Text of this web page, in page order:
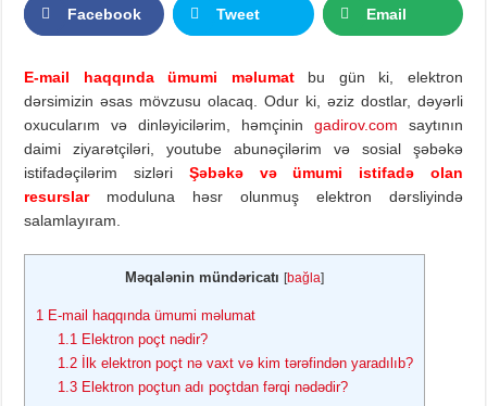
Facebook Tweet Email
E-mail haqqında ümumi məlumat bu gün ki, elektron
dərsimizin əsas mövzusu olacaq. Odur ki, əziz dostlar, dəyərli
oxucularım və dinləyicilərim, həmçinin gadirov.com saytının
daimi ziyarətçiləri, youtube abunəçilərim və sosial şəbəkə
istifadəçilərim sizləri Şəbəkə və ümumi istifadə olan
resurslarmoduluna həsr olunmuş elektron dərsliyində
salamlayıram.
Məqalənin mündəricatı [bağla]
1 E-mail haqqında ümumi məlumat
1.1 Elektron poçt nədir?
1.2 İlk elektron poçt nə vaxt və kim tərəfindən yaradılıb?
1.3 Elektron poçtun adı poçtdan fərqi nədədir?